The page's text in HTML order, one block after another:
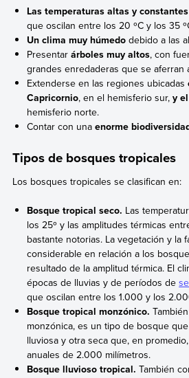
Las temperaturas altas y
que oscilan entre los 20 ºC y los 35
Un clima muy húmedo debido a las
Presentarárboles muy altos, con
grandes enredaderas que se aferran
Extenderse en las regiones ubicadas
Capricornio, en el hemisferio sur,y
hemisferio norte.
Contar con unaenorme
Tipos de bosques tropicales
Los bosques tropicales se clasifican en:
Bosque tropical seco. Las
los 25º y las amplitudes térmicas
bastante notorias. La vegetación y la
considerable en relación a los
resultado de la amplitud térmica. El
épocas de lluvias y de períodos de
que oscilan entre los 1.000 y los
Bosque tropical monzónico.
monzónica, es un tipo de bosque
lluviosa y otra seca que, en
anuales de 2.000 milímetros.
Bosque lluvioso tropical. También